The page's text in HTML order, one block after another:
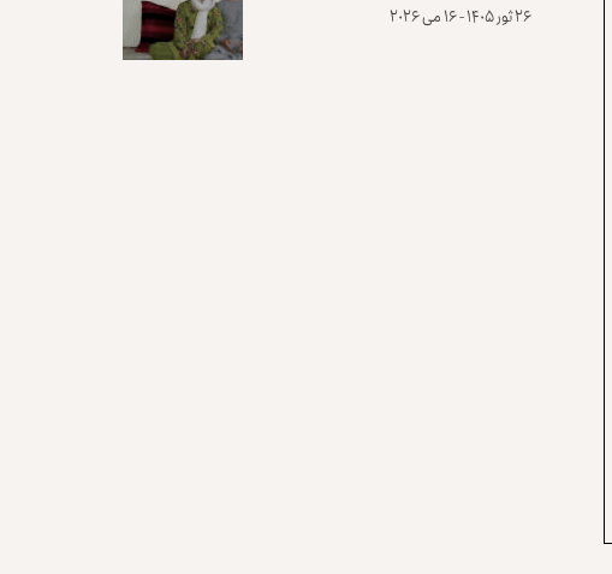
۲۶ ثور ۱۴۰۵ - ۱۶ می ۲۰۲۶